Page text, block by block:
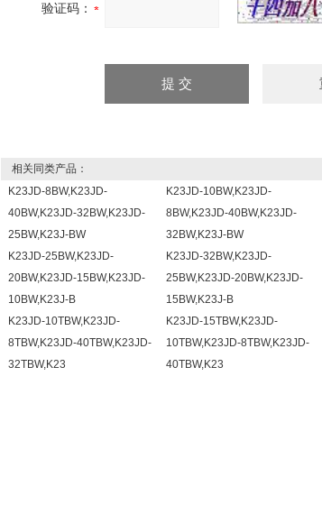
验证码：
相关同类产品：
K23JD-8BW,K23JD-
40BW,K23JD-32BW,K23JD-
25BW,K23J-BW
K23JD-10BW,K23JD-
8BW,K23JD-40BW,K23JD-
32BW,K23J-BW
K23JD-25BW,K23JD-
20BW,K23JD-15BW,K23JD-
10BW,K23J-B
K23JD-32BW,K23JD-
25BW,K23JD-20BW,K23JD-
15BW,K23J-B
K23JD-10TBW,K23JD-
8TBW,K23JD-40TBW,K23JD-
32TBW,K23
K23JD-15TBW,K23JD-
10TBW,K23JD-8TBW,K23JD-
40TBW,K23